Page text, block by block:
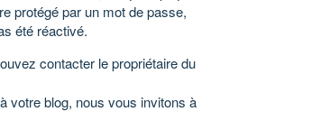
protégé par un mot de passe,
été réactivé.
contacter le propriétaire du
votre blog, nous vous invitons à